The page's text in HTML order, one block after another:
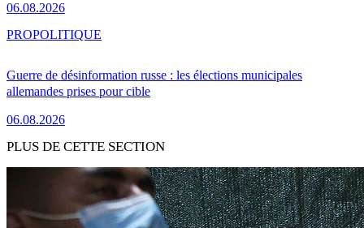
06.08.2026
Guerre de désinformation russe : les élections municipales
allemandes prises pour cible
06.08.2026
PROPOLITIQUE
PLUS DE CETTE SECTION